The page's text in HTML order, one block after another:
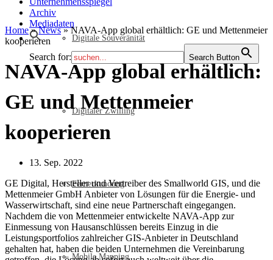
Digitale Souveränität
Digitaler Zwilling
Fernerkundung
Mobile Mapping
Archiv
Mediadaten
Search for: Search Button
Home»News»NAVA-App global erhältlich: GE und Mettenmeier
kooperieren
NAVA-App global erhältlich:
GE und Mettenmeier
kooperieren
13. Sep. 2022
GE Digital, Hersteller und Vertreiber des Smallworld GIS, und die
Mettenmeier GmbH Anbieter von Lösungen für die Energie- und
Wasserwirtschaft, sind eine neue Partnerschaft eingegangen.
Nachdem die von Mettenmeier entwickelte NAVA-App zur
Einmessung von Hausanschlüssen bereits Einzug in die
Leistungsportfolios zahlreicher GIS-Anbieter in Deutschland
gehalten hat, haben die beiden Unternehmen die Vereinbarung